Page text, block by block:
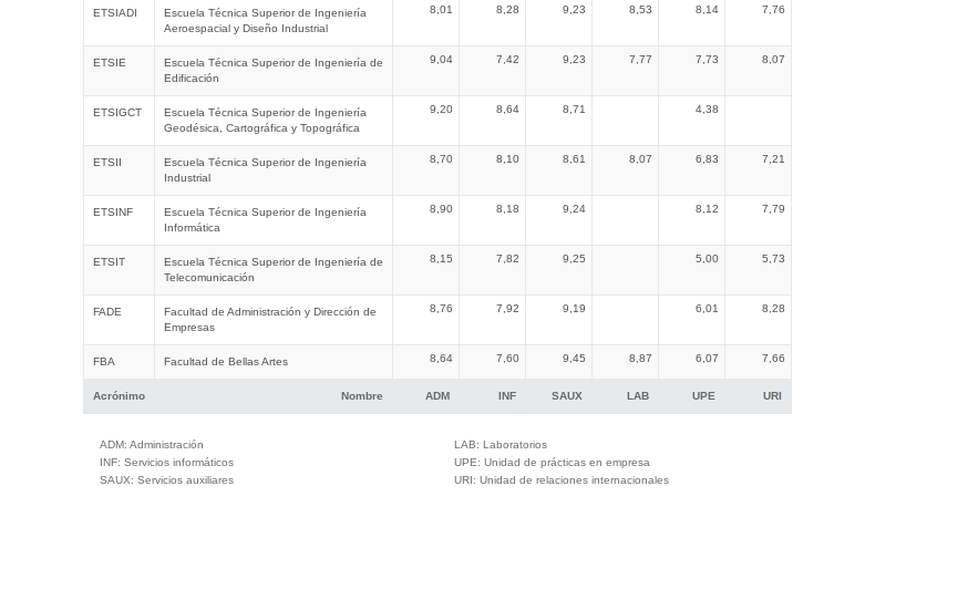
Acrónimo Nombre ADM INF SAUX LAB UPE URI
ETSIADI
Escuela Técnica Superior de Ingeniería
Aeroespacial y Diseño Industrial
8,01 8,28 9,23 8,53 8,14 7,76
ETSIE
Escuela Técnica Superior de Ingeniería de
Edificación
9,04 7,42 9,23 7,77 7,73 8,07
ETSIGCT
Escuela Técnica Superior de Ingeniería
Geodésica, Cartográfica y Topográfica
9,20 8,64 8,71 4,38
ETSII
Escuela Técnica Superior de Ingeniería
Industrial
8,70 8,10 8,61 8,07 6,83 7,21
ETSINF
Escuela Técnica Superior de Ingeniería
Informática
8,90 8,18 9,24 8,12 7,79
ETSIT
Escuela Técnica Superior de Ingeniería de
Telecomunicación
8,15 7,82 9,25 5,00 5,73
FADE
Facultad de Administración y Dirección de
Empresas
8,76 7,92 9,19 6,01 8,28
FBA Facultad de Bellas Artes 8,64 7,60 9,45 8,87 6,07 7,66
ADM: Administración
INF: Servicios informáticos
SAUX: Servicios auxiliares
LAB:Laboratorios
UPE:Unidad de prácticas en empresa
URI:Unidad de relaciones internacionales